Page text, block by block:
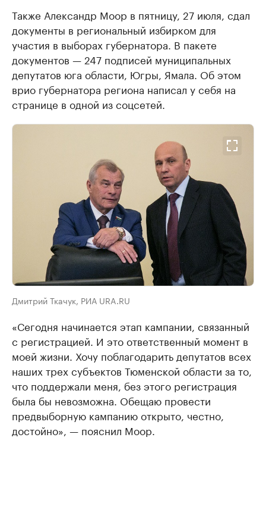
Также Александр Моор в пятницу, 27 июля, сдал
документы в региональный избирком для
участия в выборах губернатора. В пакете
документов — 247 подписей муниципальных
депутатов юга области, Югры, Ямала. Об этом
врио губернатора региона написал у себя на
странице в одной из соцсетей.
Дмитрий Ткачук, РИА URA.RU
«Сегодня начинается этап кампании, связанный
с регистрацией. И это ответственный момент в
моей жизни. Хочу поблагодарить депутатов всех
наших трех субъектов Тюменской области за то,
что поддержали меня, без этого регистрация
была бы невозможна. Обещаю провести
предвыборную кампанию открыто, честно,
достойно», — пояснил Моор.